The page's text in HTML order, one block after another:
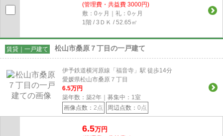
(管理費・共益費 3000円)
敷：0ヶ月｜礼：0ヶ月
1階 / 3ＤＫ / 52.65㎡
賃貸｜一戸建て 松山市桑原７丁目の一戸建て
伊予鉄道横河原線「福音寺」駅 徒歩14分
愛媛県松山市桑原７丁目
6.5万円
築年数：築2年｜募集中： 1室
画像点数： 2点 周辺点数： 0点
6.5万円